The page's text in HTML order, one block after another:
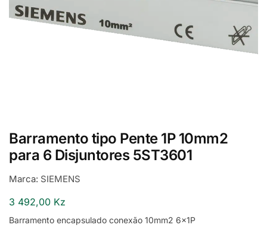
Barramento tipo Pente 1P 10mm2
para 6 Disjuntores 5ST3601
Marca: SIEMENS
3 492,00 Kz
Barramento encapsulado conexão 10mm2 6x1P